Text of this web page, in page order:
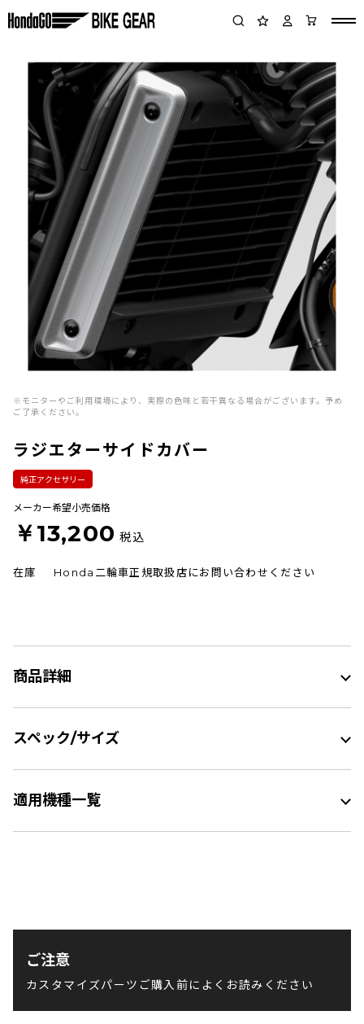
※モニターやご利用環境により、実際の色味と若干異なる場合がございます。予め
ご了承ください。
純正アクセサリー
ラジエターサイドカバー
メーカー希望小売価格
￥13,200 税込
在庫 Honda二輪車正規取扱店にお問い合わせください
商品詳細
スペック/サイズ
適用機種一覧
ご注意
カスタマイズパーツご購入前によくお読みください